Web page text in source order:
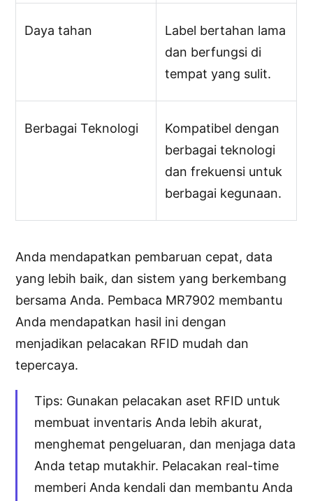
Daya tahan
Label bertahan lama
dan berfungsi di
tempat yang sulit.
Berbagai Teknologi
Kompatibel dengan
berbagai teknologi
dan frekuensi untuk
berbagai kegunaan.
Anda mendapatkan pembaruan cepat, data
yang lebih baik, dan sistem yang berkembang
bersama Anda. Pembaca MR7902 membantu
Anda mendapatkan hasil ini dengan
menjadikan pelacakan RFID mudah dan
tepercaya.
Tips: Gunakan pelacakan aset RFID untuk
membuat inventaris Anda lebih akurat,
menghemat pengeluaran, dan menjaga data
Anda tetap mutakhir. Pelacakan real-time
memberi Anda kendali dan membantu Anda